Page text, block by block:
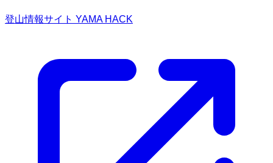
登山情報サイト YAMA HACK